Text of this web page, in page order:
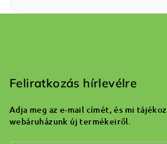
Feliratkozás hírlevélre
Adja meg az e-mail címét, és mi
webáruházunk új termékeiről.